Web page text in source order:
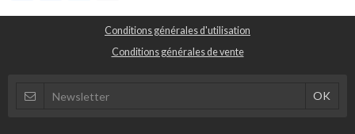
Conditions générales d'utilisation
Conditions générales de vente